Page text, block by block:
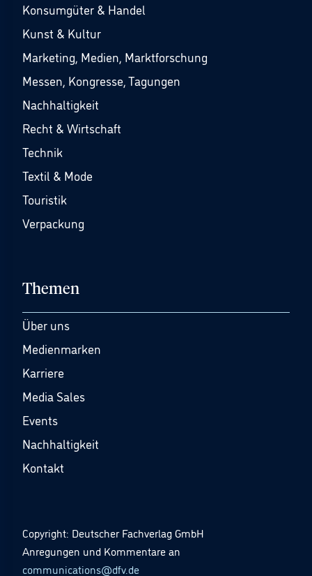
Konsumgüter & Handel
Kunst & Kultur
Marketing, Medien, Marktforschung
Messen, Kongresse, Tagungen
Nachhaltigkeit
Recht & Wirtschaft
Technik
Textil & Mode
Touristik
Verpackung
Themen
Über uns
Medienmarken
Karriere
Media Sales
Events
Nachhaltigkeit
Kontakt
Copyright: Deutscher Fachverlag GmbH
Anregungen und Kommentare an
communications@dfv.de